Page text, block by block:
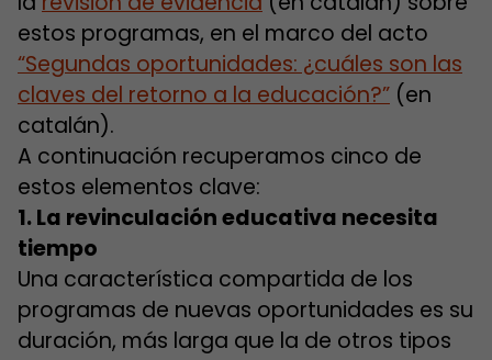
estos programas, en el marco del acto
“Segundas oportunidades: ¿cuáles son las
claves del retorno a la educación?” (en
catalán).
A continuación recuperamos cinco de
estos elementos clave:
1. La revinculación educativa necesita
tiempo
Una característica compartida de los
programas de nuevas oportunidades es su
duración, más larga que la de otros tipos